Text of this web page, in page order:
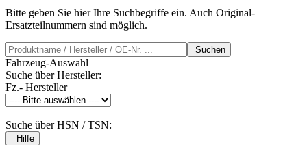
Bitte geben Sie hier Ihre Suchbegriffe ein. Auch Original-
Ersatzteilnummern sind möglich.
Suchen
Fahrzeug-Auswahl
Suche über Hersteller:
Fz.- Hersteller
Suche über HSN / TSN:
Hilfe